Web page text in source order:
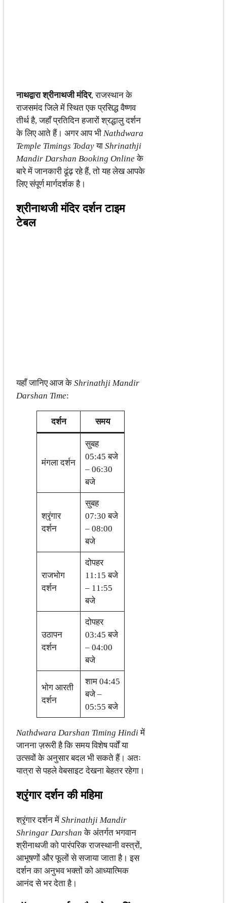
नाथद्वारा श्रीनाथजी मंदिर, राजस्थान के
राजसमंद जिले में स्थित एक प्रसिद्ध वैष्णव
तीर्थ है, जहाँ प्रतिदिन हजारों श्रद्धालु दर्शन
के लिए आते हैं। अगर आप भी Nathdwara
Temple Timings Todayया Shrinathji
Mandir Darshan Booking Online के
बारे में जानकारी ढूंढ़ रहे हैं, तो यह लेख आपके
लिए संपूर्ण मार्गदर्शक है।
श्रीनाथजी मंदिर दर्शन टाइम
टेबल
यहाँ जानिए आज के Shrinathji Mandir
Darshan Time:
दर्शन समय
मंगला दर्शन
सुबह
05:45 बजे
– 06:30
बजे
श्रृंगार
दर्शन
सुबह
07:30 बजे
– 08:00
बजे
राजभोग
दर्शन
दोपहर
11:15 बजे
– 11:55
बजे
उठापन
दर्शन
दोपहर
03:45 बजे
– 04:00
बजे
भोग आरती
दर्शन
शाम 04:45
बजे –
05:55 बजे
Nathdwara Darshan Timing Hindi में
जानना ज़रूरी है कि समय विशेष पर्वों या
उत्सवों के अनुसार बदल भी सकते हैं। अतः
यात्रा से पहले वेबसाइट देखना बेहतर रहेगा।
श्रृंगार दर्शन की महिमा
श्रृंगार दर्शन में Shrinathji Mandir
Shringar Darshan के अंतर्गत भगवान
श्रीनाथजी को पारंपरिक राजस्थानी वस्त्रों,
आभूषणों और फूलों से सजाया जाता है। इस
दर्शन का अनुभव भक्तों को आध्यात्मिक
आनंद से भर देता है।